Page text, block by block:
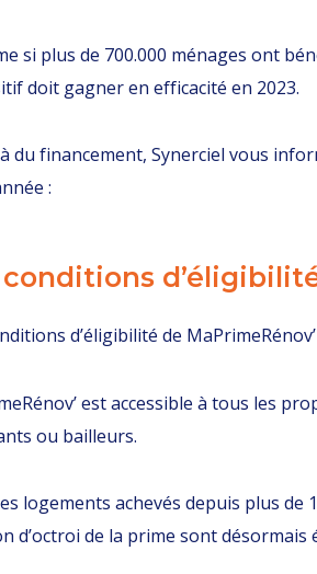
si plus de 700.000 ménages ont
doit gagner en efficacité en 2023.
du financement, Synerciel vous
:
conditions
d’éligibilité de
est accessible à tous les
ou bailleurs.
logements achevés depuis plus de
d’octroi de la prime sont